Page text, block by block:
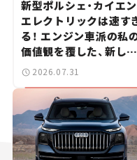
新型ポルシェ・カイエン
エレクトリックは速す
る！ エンジン車派の私
価値観を覆した、新しい
ポルシェの走り。
2026.07.31